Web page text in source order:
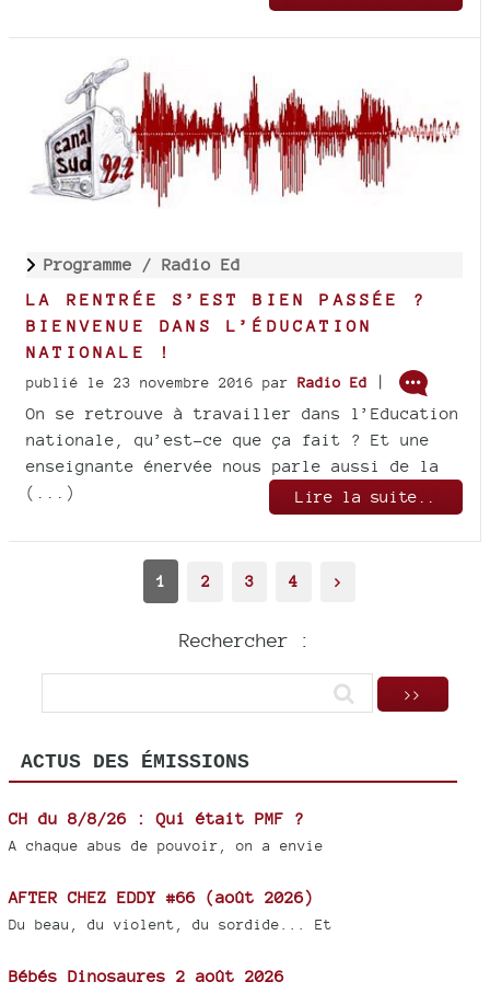
Programme / Radio Ed
LA RENTRÉE S’EST BIEN PASSÉE ?
BIENVENUE DANS L’ÉDUCATION
NATIONALE !
publié le 23 novembre 2016 par Radio Ed
|
On se retrouve à travailler dans l’Education
nationale, qu’est-ce que ça fait ? Et une
enseignante énervée nous parle aussi de la
(...)
Lire la suite..
1 2 3 4 >
Rechercher :
ACTUS DES ÉMISSIONS
CH du 8/8/26 : Qui était PMF ?
A chaque abus de pouvoir, on a envie
AFTER CHEZ EDDY #66 (août 2026)
Du beau, du violent, du sordide... Et
Bébés Dinosaures 2 août 2026